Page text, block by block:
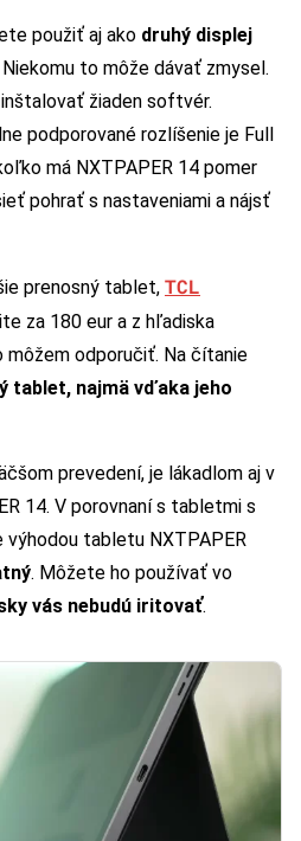
použiť aj ako druhý displej
Niekomu to môže dávať zmysel.
žiaden softvér.
podporované rozlíšenie je Full
má NXTPAPER 14 pomer
pohrať s nastaveniami a nájsť
prenosný tablet, TCL
za 180 eur a z hľadiska
môžem odporučiť. Na čítanie
tablet, najmä vďaka jeho
prevedení, je lákadlom aj v
14. V porovnaní s tabletmi s
výhodou tabletu NXTPAPER
. Môžete ho používať vo
vás nebudú iritovať.